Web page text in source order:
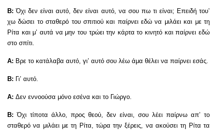
Β: Όχι δεν είναι αυτό, δεν είναι αυτό, να σου πω τι είναι; Επειδή του’
χω δώσει το σταθερό του σπιτιού και παίρνει εδώ να μιλάει και με τη
Ρίτα και μ’ αυτά να μην του τρώει την κάρτα το κινητό και παίρνει εδώ
στο σπίτι.
Α: Βρε το κατάλαβα αυτό, γι’ αυτό σου λέω άμα θέλει να παίρνει εσάς.
Β: Γι’ αυτό.
Α: Δεν εννοούσα μόνο εσένα και το Γιώργο.
Β: Όχι τίποτα άλλο, προς θεού, δεν είναι, σου λέει παίρνω απ’ το
σταθερό να μιλάει με τη Ρίτα, τώρα την ξέρεις, να ακούσει τη Ρίτα τα